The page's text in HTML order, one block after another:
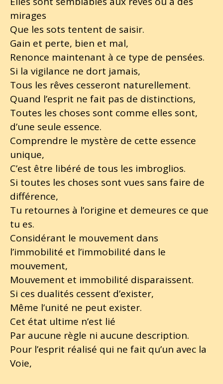
mirages
Que les sots tentent de saisir.
Gain et perte, bien et mal,
Renonce maintenant à ce type de pensées.
Si la vigilance ne dort jamais,
Tous les rêves cesseront naturellement.
Quand l’esprit ne fait pas de distinctions,
Toutes les choses sont comme elles sont,
d’une seule essence.
Comprendre le mystère de cette essence
unique,
C’est être libéré de tous les imbroglios.
Si toutes les choses sont vues sans faire de
différence,
Tu retournes à l’origine et demeures ce que
tu es.
Considérant le mouvement dans
l’immobilité et l’immobilité dans le
mouvement,
Mouvement et immobilité disparaissent.
Si ces dualités cessent d’exister,
Même l’unité ne peut exister.
Cet état ultime n’est lié
Par aucune règle ni aucune description.
Pour l’esprit réalisé qui ne fait qu’un avec la
Voie,